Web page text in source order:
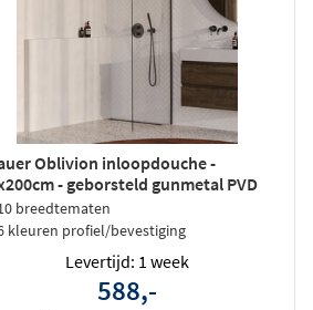
Oblivion inloopdouche -
- geborsteld gunmetal PVD
breedtematen
kleuren profiel/bevestiging
Levertijd: 1 week
588,-